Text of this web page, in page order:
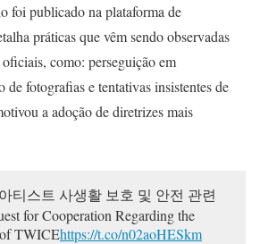
foi publicado na plataforma de
práticas que vêm sendo observadas
como: perseguição em
de fotografias e tentativas insistentes de
a adoção de diretrizes mais
티스트 사생활 보호 및 안전 관련
for Cooperation Regarding the
TWICEhttps://t.co/n02aoHESkm